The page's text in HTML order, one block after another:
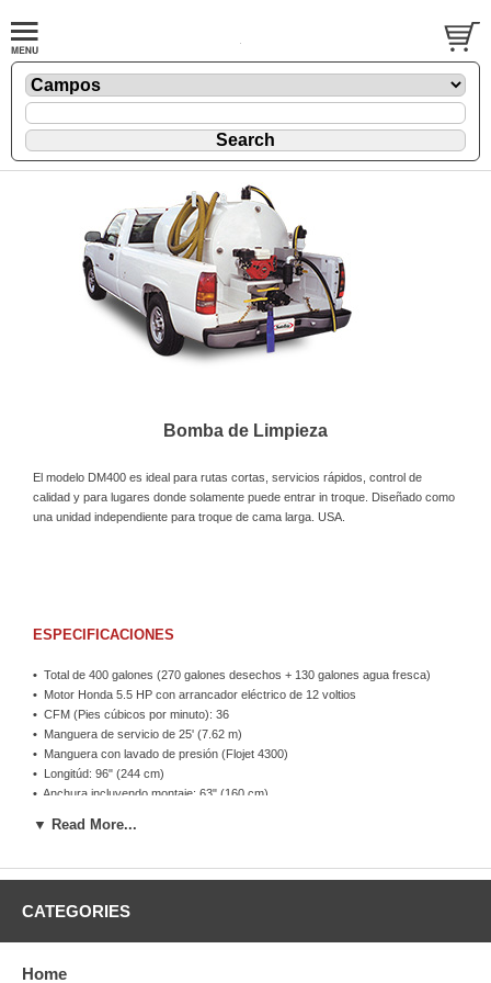
Bomba de Limpieza
El modelo DM400 es ideal para rutas cortas, servicios rápidos, control de
calidad y para lugares donde solamente puede entrar in troque. Diseñado como
una unidad independiente para troque de cama larga. USA.
ESPECIFICACIONES
• Total de 400 galones (270 galones desechos + 130 galones agua fresca)
• Motor Honda 5.5 HP con arrancador eléctrico de 12 voltios
• CFM (Pies cúbicos por minuto): 36
• Manguera de servicio de 25' (7.62 m)
• Manguera con lavado de presión (Flojet 4300)
• Longitúd: 96" (244 cm)
• Anchura incluyendo montaje: 63" (160 cm)
Gruesor del tanque: Calibre 10
•Peso de tanque lleno 4,000 lbs (1800 kg) aprox.
DIMENSIONES
•Partida de desechos/agua fesca: 270/130
▼ Read More...
CATEGORIES
Home